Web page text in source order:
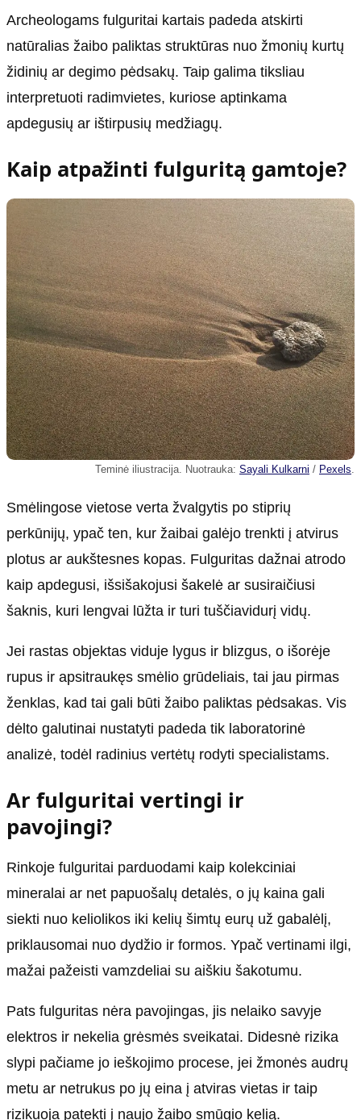
Archeologams fulguritai kartais padeda atskirti
natūralias žaibo paliktas struktūras nuo žmonių kurtų
židinių ar degimo pėdsakų. Taip galima tiksliau
interpretuoti radimvietes, kuriose aptinkama
apdegusių ar ištirpusių medžiagų.
Kaip atpažinti fulguritą gamtoje?
Teminė iliustracija. Nuotrauka: Sayali Kulkarni / Pexels.
Smėlingose vietose verta žvalgytis po stiprių
perkūnijų, ypač ten, kur žaibai galėjo trenkti į atvirus
plotus ar aukštesnes kopas. Fulguritas dažnai atrodo
kaip apdegusi, išsišakojusi šakelė ar susiraičiusi
šaknis, kuri lengvai lūžta ir turi tuščiavidurį vidų.
Jei rastas objektas viduje lygus ir blizgus, o išorėje
rupus ir apsitraukęs smėlio grūdeliais, tai jau pirmas
ženklas, kad tai gali būti žaibo paliktas pėdsakas. Vis
dėlto galutinai nustatyti padeda tik laboratorinė
analizė, todėl radinius vertėtų rodyti specialistams.
Ar fulguritai vertingi ir
pavojingi?
Rinkoje fulguritai parduodami kaip kolekciniai
mineralai ar net papuošalų detalės, o jų kaina gali
siekti nuo keliolikos iki kelių šimtų eurų už gabalėlį,
priklausomai nuo dydžio ir formos. Ypač vertinami ilgi,
mažai pažeisti vamzdeliai su aiškiu šakotumu.
Pats fulguritas nėra pavojingas, jis nelaiko savyje
elektros ir nekelia grėsmės sveikatai. Didesnė rizika
slypi pačiame jo ieškojimo procese, jei žmonės audrų
metu ar netrukus po jų eina į atviras vietas ir taip
rizikuoja patekti į naujo žaibo smūgio kelią.